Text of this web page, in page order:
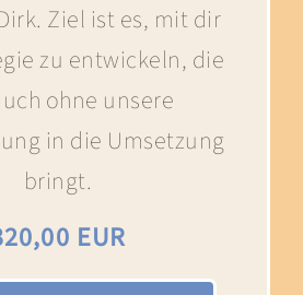
Ziel ist es, mit dir
zu entwickeln, die
ohne unsere
in die Umsetzung
bringt.
EUR